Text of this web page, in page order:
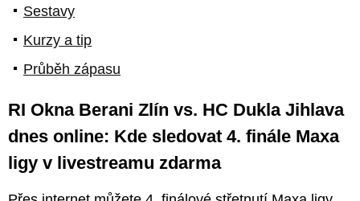
Sestavy
Kurzy a tip
Průběh zápasu
RI Okna Berani Zlín vs. HC Dukla Jihlava
dnes online: Kde sledovat 4. finále Maxa
ligy v livestreamu zdarma